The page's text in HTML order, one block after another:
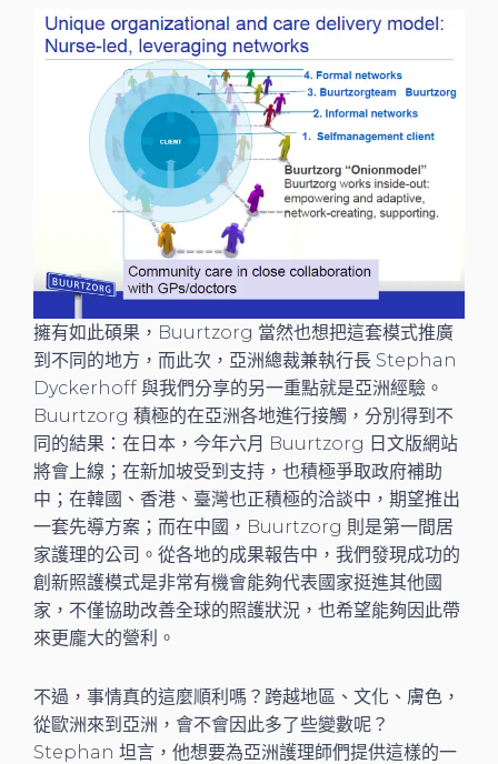
擁有如此碩果，Buurtzorg 當然也想把這套模式推廣
到不同的地方，而此次，亞洲總裁兼執行長 Stephan
Dyckerhoff 與我們分享的另一重點就是亞洲經驗。
Buurtzorg 積極的在亞洲各地進行接觸，分別得到不
同的結果：在日本，今年六月 Buurtzorg 日文版網站
將會上線；在新加坡受到支持，也積極爭取政府補助
中；在韓國、香港、臺灣也正積極的洽談中，期望推出
一套先導方案；而在中國，Buurtzorg 則是第一間居
家護理的公司。從各地的成果報告中，我們發現成功的
創新照護模式是非常有機會能夠代表國家挺進其他國
家，不僅協助改善全球的照護狀況，也希望能夠因此帶
來更龐大的營利。
不過，事情真的這麼順利嗎？跨越地區、文化、膚色，
從歐洲來到亞洲，會不會因此多了些變數呢？
Stephan 坦言，他想要為亞洲護理師們提供這樣的一